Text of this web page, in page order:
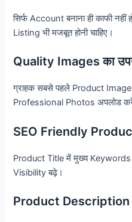
सिर्फ Account बनाना ही काफी
Listing भी मजबूत होनी चाहिए।
Quality Images का
ग्राहक सबसे पहले Product
Professional Photos अपलोड
SEO Friendly
Product Title में मुख्य Keywords
Visibility बढ़े।
Product Description